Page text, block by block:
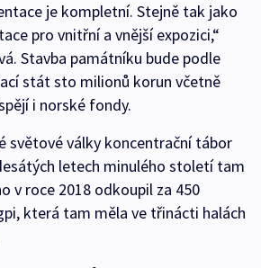
je kompletní. Stejně tak jako
pro vnitřní a vnější expozici,“
Stavba památníku bude podle
stát sto milionů korun včetně
i norské fondy.
světové války koncentrační tábor
letech minulého století tam
v roce 2018 odkoupil za 450
která tam měla ve třinácti halách